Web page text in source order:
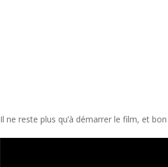
Il ne reste plus qu’à démarrer le film, et